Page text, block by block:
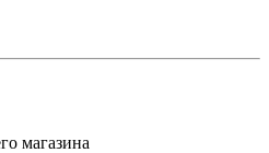
магазина